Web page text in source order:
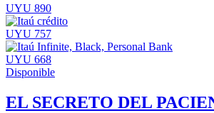
UYU 890
UYU 757
UYU 668
Disponible
EL SECRETO DEL